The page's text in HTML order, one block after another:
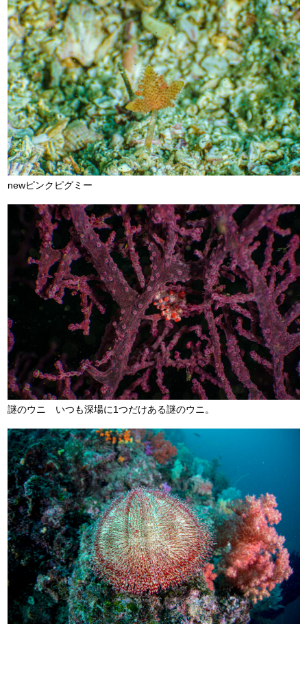
newピンクピグミー
謎のウニ いつも深場に1つだけある謎のウニ。